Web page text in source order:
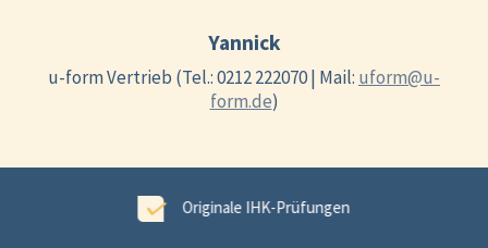
Yannick
u-form Vertrieb (Tel.: 0212 222070 | Mail: uform@u-
form.de)
99,6 % Erfolgsgarantie